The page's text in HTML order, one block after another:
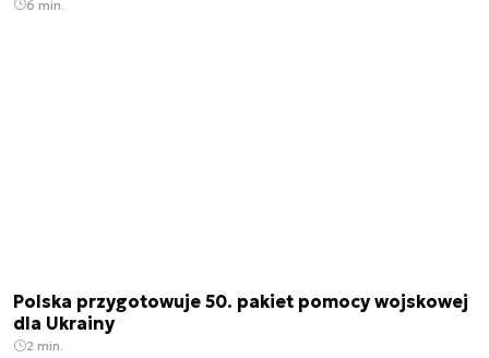
6 min.
Polska przygotowuje 50. pakiet pomocy wojskowej
dla Ukrainy
2 min.